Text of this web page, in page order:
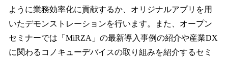
ように業務効率化に貢献するか、オリジナルアプリを用
いたデモンストレーションを行います。また、オープン
セミナーでは「MiRZA」の最新導入事例の紹介や産業DX
に関わるコノキューデバイスの取り組みを紹介するセミ